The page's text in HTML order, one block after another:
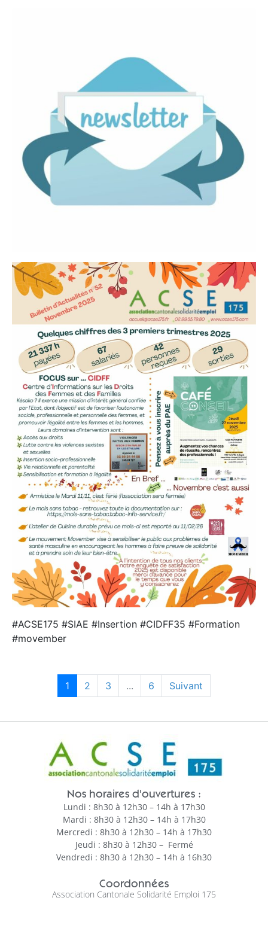
#ACSE175 #SIAE #Insertion #CIDFF35 #Formation
#movember
1 2 3 ... 6 Suivant
Nos horaires d'ouvertures :
Lundi : 8h30 à 12h30 – 14h à 17h30
Mardi : 8h30 à 12h30 – 14h à 17h30
Mercredi : 8h30 à 12h30 – 14h à 17h30
Jeudi : 8h30 à 12h30 – Fermé
Vendredi : 8h30 à 12h30 – 14h à 16h30
Coordonnées
Association Cantonale Solidarité Emploi 175